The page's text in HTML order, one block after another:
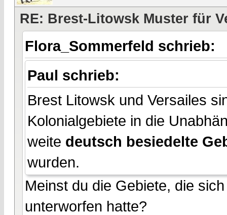
RE: Brest-Litowsk Muster für
Flora_Sommerfeld schrieb:
Paul schrieb:
Brest Litowsk und Versailes
Kolonialgebiete in die
weite deutsch besiedelte
wurden.
Meinst du die Gebiete, die
unterworfen hatte?